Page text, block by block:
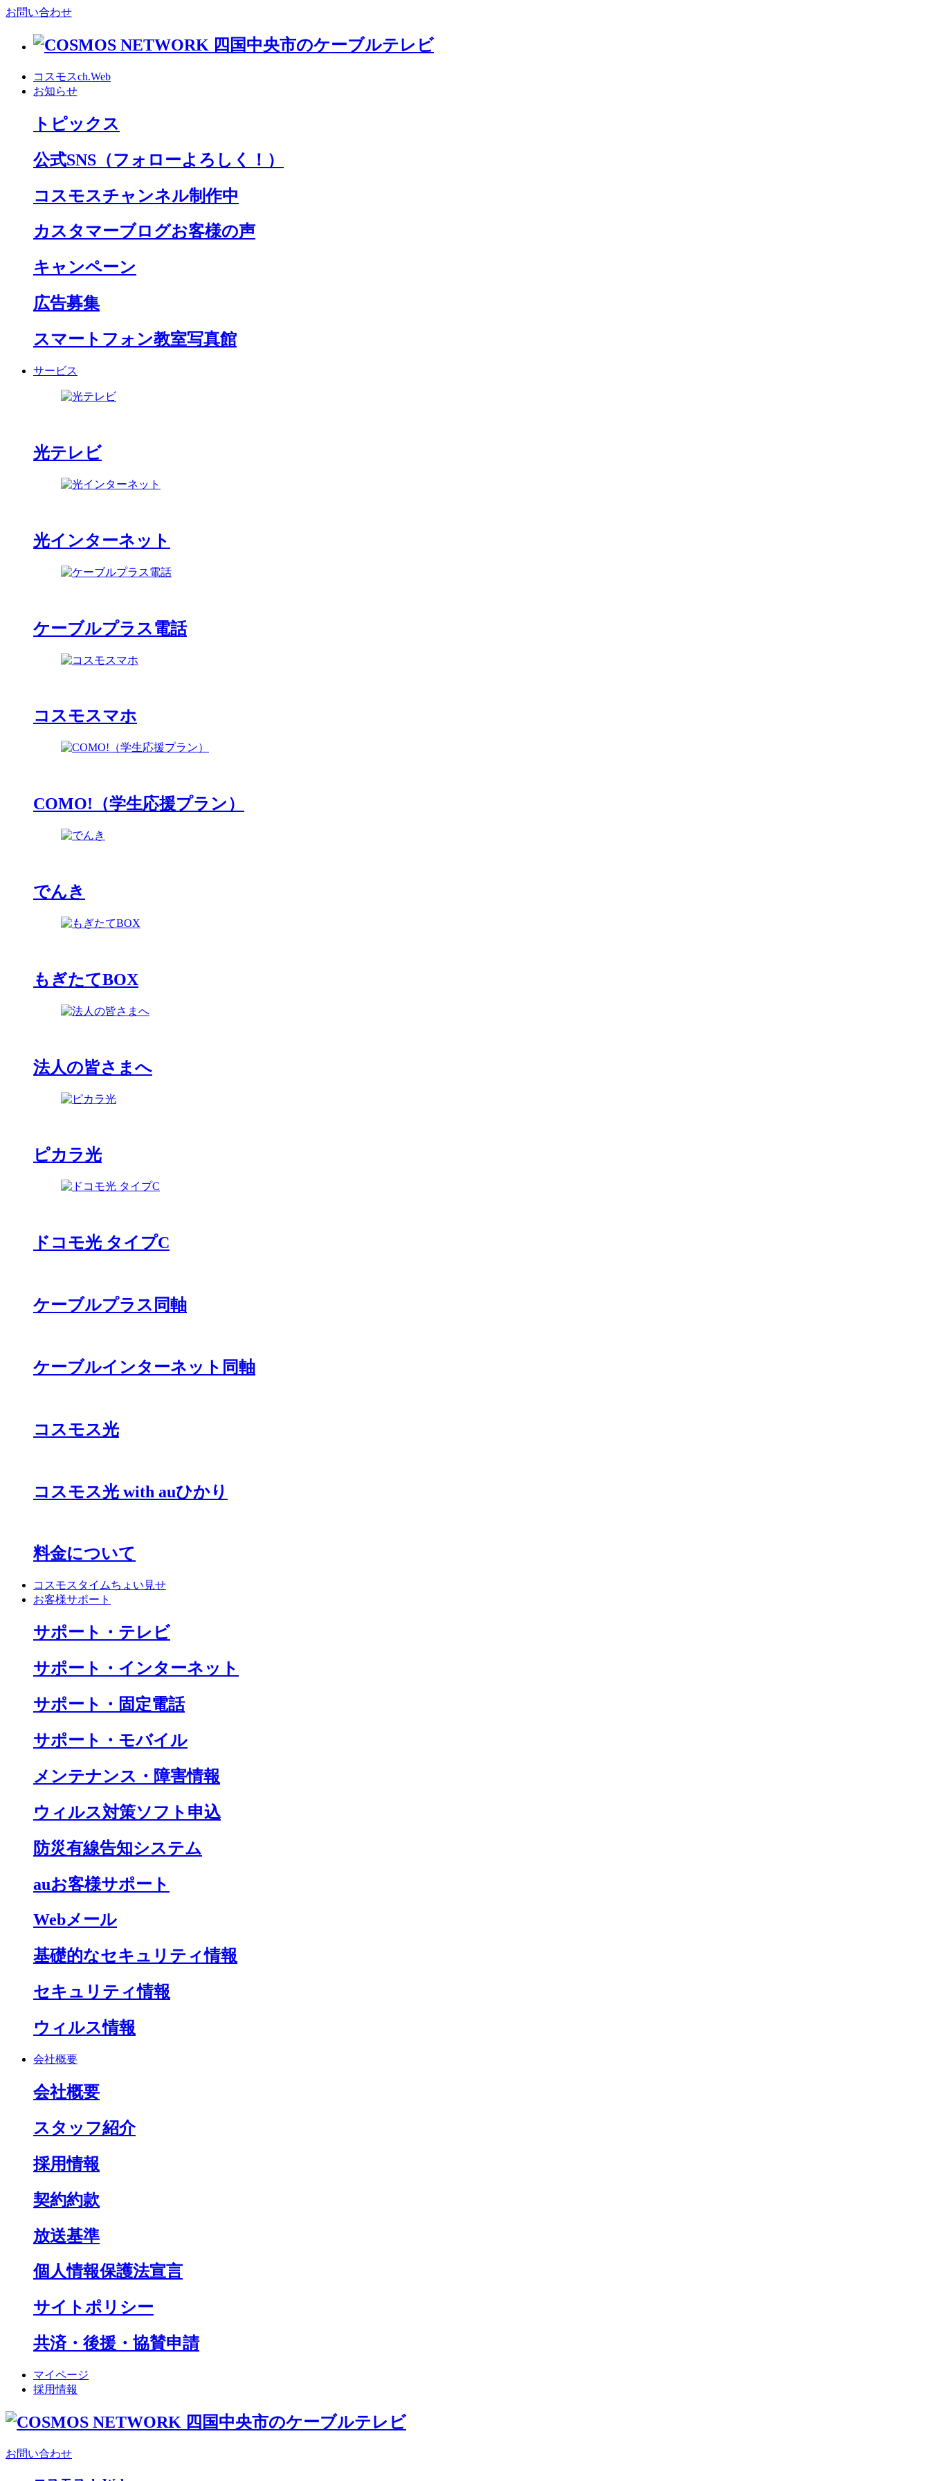
お問い合わせ
コスモスch.Web
お知らせ
トピックス
公式SNS （フォローよろしく！）
コスモスチャンネル制作中
カスタマーブログお客様の声
キャンペーン
広告募集
スマートフォン教室写真館
サービス
光テレビ
光インターネット
ケーブルプラス電話
コスモスマホ
COMO!（学生応援プラン）
でんき
もぎたてBOX
法人の皆さまへ
ピカラ光
ドコモ光 タイプC
ケーブルプラス同軸
ケーブルインターネット同軸
コスモス光
コスモス光 with auひかり
料金について
コスモスタイムちょい見せ
お客様サポート
サポート・テレビ
サポート・インターネット
サポート・固定電話
サポート・モバイル
メンテナンス・障害情報
ウィルス対策ソフト申込
防災有線告知システム
auお客様サポート
Webメール
基礎的なセキュリティ情報
セキュリティ情報
ウィルス情報
会社概要
会社概要
スタッフ紹介
採用情報
契約約款
放送基準
個人情報保護法宣言
サイトポリシー
共済・後援・協賛申請
マイページ
採用情報
お問い合わせ